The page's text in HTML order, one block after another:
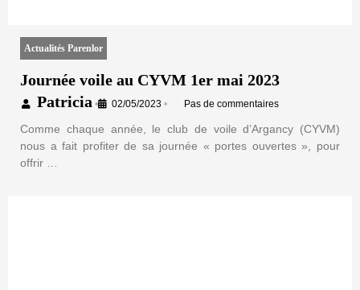
Actualités Parenlor
Journée voile au CYVM 1er mai 2023
Patricia • 02/05/2023 • Pas de commentaires
Comme chaque année, le club de voile d’Argancy (CYVM)
nous a fait profiter de sa journée « portes ouvertes », pour
offrir …